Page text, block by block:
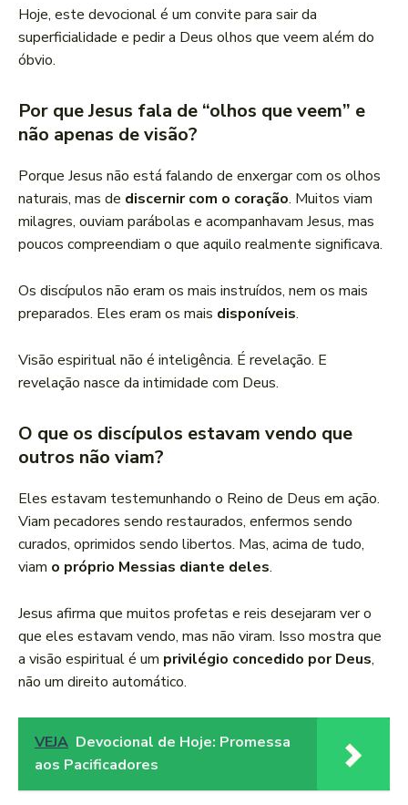
Hoje, este devocional é um convite para sair da
superficialidade e pedir a Deus olhos que veem além do
óbvio.
Por que Jesus fala de “olhos que veem” e
não apenas de visão?
Porque Jesus não está falando de enxergar com os olhos
naturais, mas de discernir com o coração. Muitos viam
milagres, ouviam parábolas e acompanhavam Jesus, mas
poucos compreendiam o que aquilo realmente significava.
Os discípulos não eram os mais instruídos, nem os mais
preparados. Eles eram os mais disponíveis.
Visão espiritual não é inteligência. É revelação. E
revelação nasce da intimidade com Deus.
O que os discípulos estavam vendo que
outros não viam?
Eles estavam testemunhando o Reino de Deus em ação.
Viam pecadores sendo restaurados, enfermos sendo
curados, oprimidos sendo libertos. Mas, acima de tudo,
viam o próprio Messias diante deles.
Jesus afirma que muitos profetas e reis desejaram ver o
que eles estavam vendo, mas não viram. Isso mostra que
a visão espiritual é um privilégio concedido por Deus,
não um direito automático.
VEJA Devocional de Hoje: Promessa
aos Pacificadores